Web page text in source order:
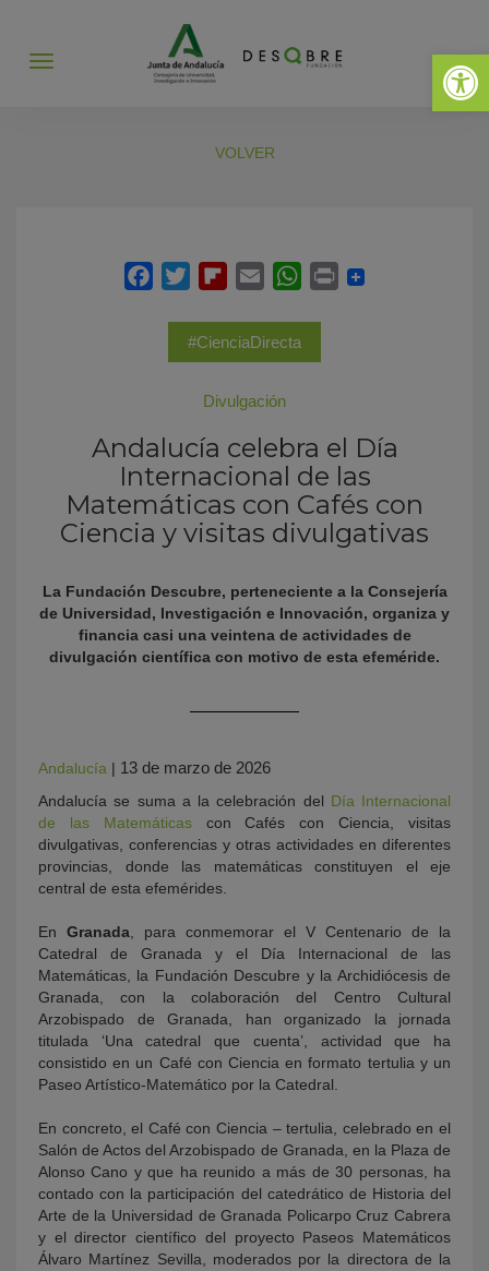
Abrir
Abrir
VOLVER
#CienciaDirecta
Divulgación
Andalucía celebra el Día
Internacional de las
Matemáticas con Cafés con
Ciencia y visitas divulgativas
La Fundación Descubre, perteneciente a la Consejería
de Universidad, Investigación e Innovación, organiza y
financia casi una veintena de actividades de
divulgación científica con motivo de esta efeméride.
Andalucía | 13 de marzo de 2026
Andalucía se suma a la celebración del Día Internacional
de las Matemáticascon Cafés con Ciencia, visitas
divulgativas, conferencias y otras actividades en diferentes
provincias, donde las matemáticas constituyen el eje
central de esta efemérides.
En Granada , para conmemorar el V Centenario de la
Catedral de Granada y el Día Internacional de las
Matemáticas, la Fundación Descubre y la Archidiócesis de
Granada, con la colaboración del Centro Cultural
Arzobispado de Granada, han organizado la jornada
titulada ‘Una catedral que cuenta’, actividad que ha
consistido en un Café con Ciencia en formato tertulia y un
Paseo Artístico-Matemático por la Catedral.
En concreto, el Café con Ciencia – tertulia, celebrado en el
Salón de Actos del Arzobispado de Granada, en la Plaza de
Alonso Cano y que ha reunido a más de 30 personas, ha
contado con la participación del catedrático de Historia del
Arte de la Universidad de Granada Policarpo Cruz Cabrera
y el director científico del proyecto Paseos Matemáticos
Álvaro Martínez Sevilla, moderados por la directora de la